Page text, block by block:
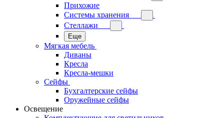
Прихожие
Системы хранения
Стеллажи
Еще
Мягкая мебель
Диваны
Кресла
Кресла-мешки
Сейфы
Бухгалтерские сейфы
Оружейные сейфы
Освещение